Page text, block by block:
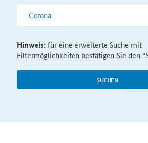
SUCHEN
Hinweis:für eine erweiterte Suche mit
Filtermöglichkeiten bestätigen Sie den